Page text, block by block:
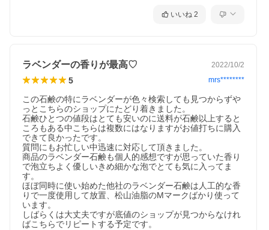
ラベンダーせっけん
いいね 2
ラベンダーの香りが最高♡ 2022/10/2
5 mrs********
この石鹸の特にラベンダーが色々検索しても見つからずや
っとこちらのショップにたどり着きました。
石鹸ひとつの値段はとても安いのに送料が石鹸以上すると
ころもある中こちらは複数にはなりますがお値打ちに購入
できて良かったです。
質問にもお忙しい中迅速に対応して頂きました。
商品のラベンダー石鹸も個人的感想ですが思っていた香り
で泡立ちよく優しいきめ細かな泡でとても気に入ってま
す。
ほぼ同時に使い始めた他社のラベンダー石鹸は人工的な香
りで一度使用して放置、松山油脂のMマークばかり使って
います。
しばらくは大丈夫ですが底値のショップが見つからなけれ
ばこちらでリピートする予定です。